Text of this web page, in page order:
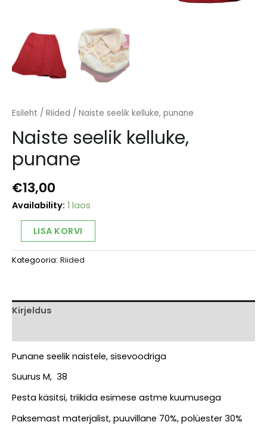
Esileht / Riided / Naiste seelik kelluke, punane
Naiste seelik kelluke,
punane
€13,00
Availability: 1 laos
Naiste
seelik
kelluke,
punane
LISA KORVI
Alternative:
Kategooria: Riided
Kirjeldus
Punane seelik naistele, sisevoodriga
Suurus M, 38
Pesta käsitsi, triikida esimese astme kuumusega
Paksemast materjalist, puuvillane 70%, polüester 30%